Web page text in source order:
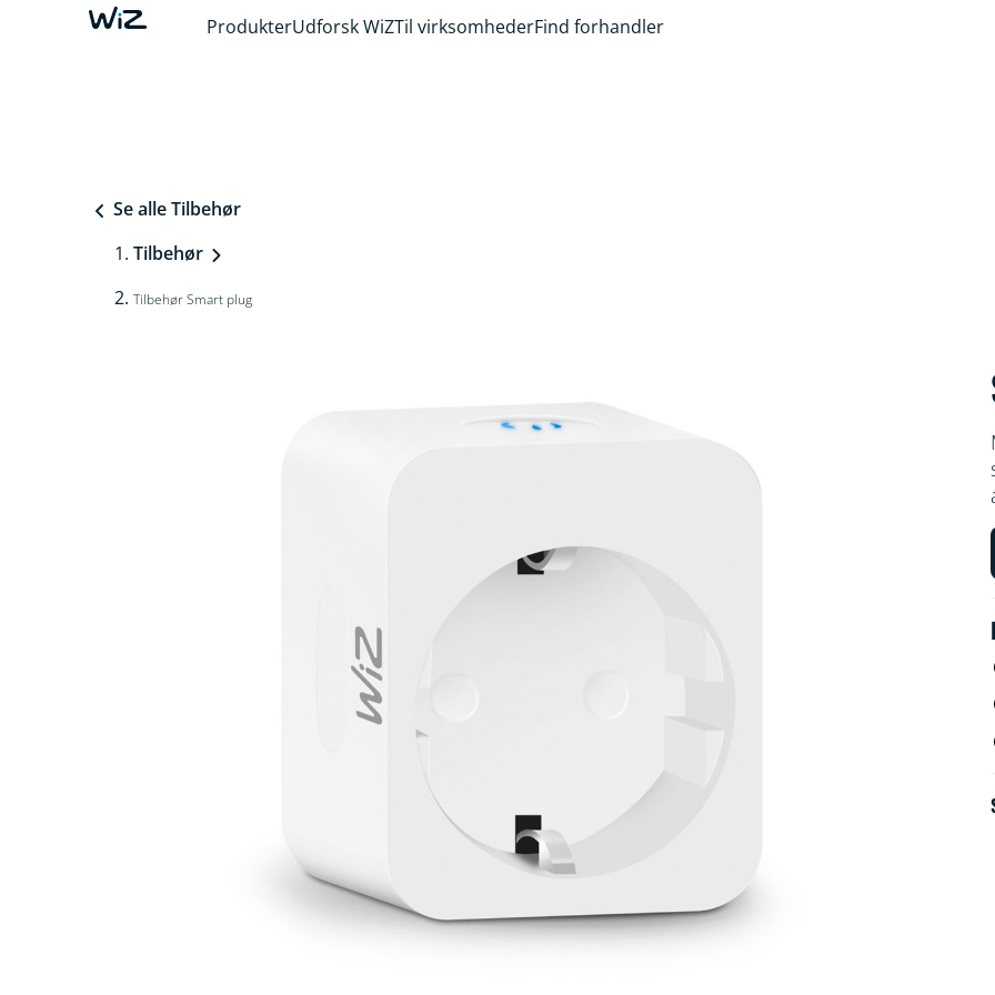
ProdukterUdforsk WiZTil virksomhederFind forhandler
Se alle Tilbehør
Tilbehør
Tilbehør Smart plug